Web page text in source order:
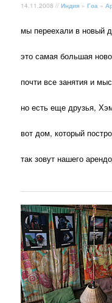
14.11.2008 //Индия »Гоа »
мы переехали в новый
это самая большая
почти все занятия и
но есть еще друзья,
вот дом, который
так зовут нашего